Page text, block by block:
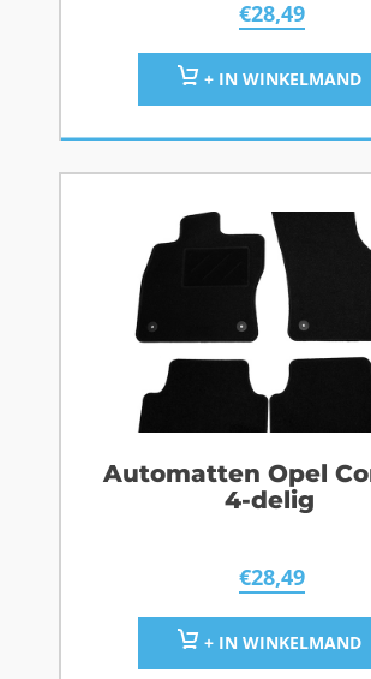
€28,49
+ IN WINKELMAND
Automatten Opel
4-delig
€28,49
+ IN WINKELMAND